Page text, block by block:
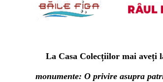
La Casa Colecțiilor mai aveți
monumente: O privire asupra